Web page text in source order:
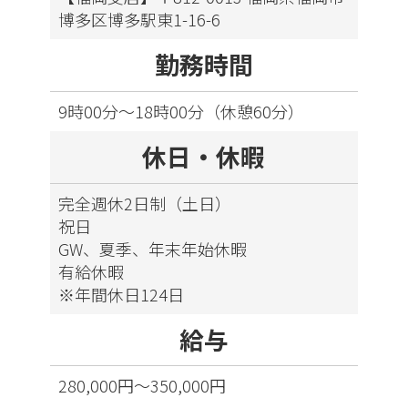
博多区博多駅東1-16-6
勤務時間
9時00分～18時00分（休憩60分）
休日・休暇
完全週休2日制（土日）
祝日
GW、夏季、年末年始休暇
有給休暇
※年間休日124日
給与
280,000円～350,000円